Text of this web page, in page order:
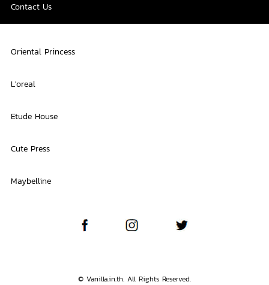
Contact Us
Oriental Princess
L'oreal
Etude House
Cute Press
Maybelline
© Vanilla.in.th. All Rights Reserved.